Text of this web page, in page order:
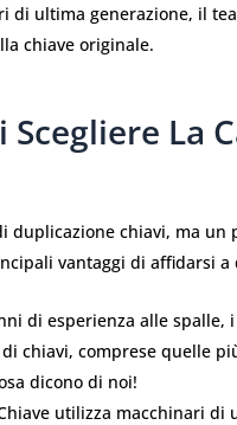
di ultima generazione, il
chiave originale.
La
duplicazione chiavi, ma
vantaggi di affidarsi a
di esperienza alle spalle,
chiavi, comprese quelle
dicono di noi!
utilizza macchinari di